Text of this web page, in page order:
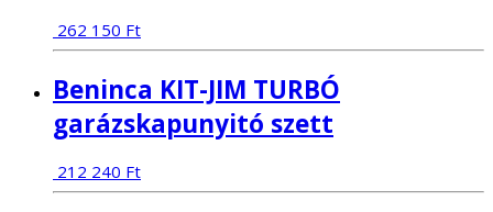
262 150 Ft
Beninca KIT-JIM TURBÓ
garázskapunyitó szett
212 240 Ft